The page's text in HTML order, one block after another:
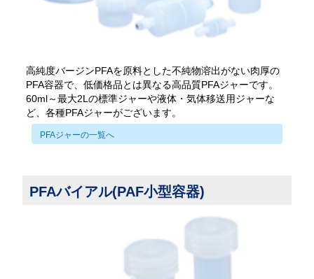
高純度バージンPFAを原料とした不純物溶出がない肉厚の
PFA容器で、低価格品とは異なる高品質PFAジャーです。
60ml～最大2Lの標準ジャーや液体・気体移送用ジャーな
ど、各種PFAジャーがございます。
PFAジャーの一覧へ
PFAバイアル(PAF小型容器)